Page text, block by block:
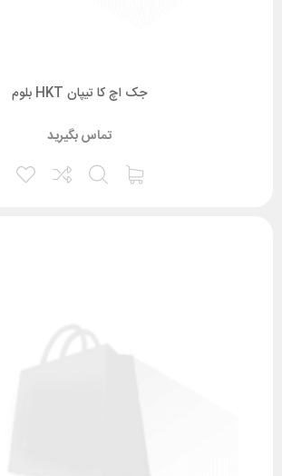
جک اچ کا تیپان HKT بلوم
تماس بگیرید